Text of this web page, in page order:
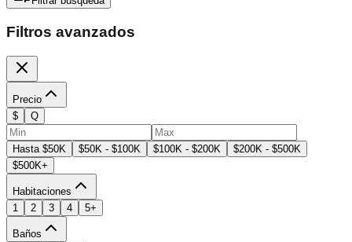
Filtros avanzados
Precio
$
Q
Hasta $50K $50K - $100K $100K - $200K
$200K - $500K
$500K+
Habitaciones
1
2 3 4 5+
Baños